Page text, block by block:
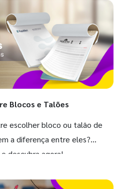
Blocos e Talões
escolher bloco ou talão de
a diferença entre eles?
descubra agora!